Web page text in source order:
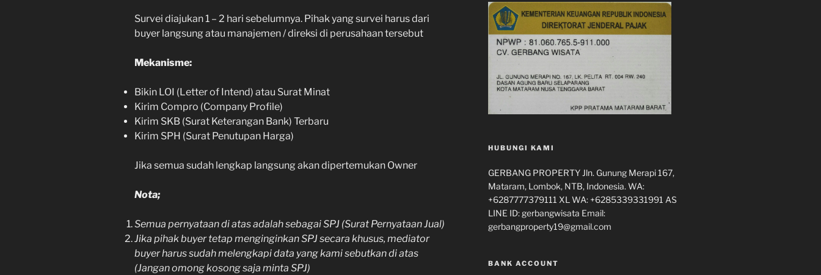
Survei diajukan 1 – 2 hari sebelumnya. Pihak yang survei harus dari
buyer langsung atau manajemen / direksi di perusahaan tersebut
Mekanisme:
Bikin LOI (Letter of Intend) atau Surat Minat
Kirim Compro (Company Profile)
Kirim SKB (Surat Keterangan Bank) Terbaru
Kirim SPH (Surat Penutupan Harga)
Jika semua sudah lengkap langsung akan dipertemukan Owner
Nota;
Semua pernyataan di atas adalah sebagai SPJ (Surat Pernyataan Jual)
Jika pihak buyer tetap menginginkan SPJ secara khusus, mediator
buyer harus sudah melengkapi data yang kami sebutkan di atas
(Jangan omong kosong saja minta SPJ)
HUBUNGI KAMI
GERBANG PROPERTY Jln. Gunung Merapi 167,
Mataram, Lombok, NTB, Indonesia. WA:
+6287777379111 XL WA: +6285339331991 AS
LINE ID: gerbangwisata Email:
gerbangproperty19@gmail.com
BANK ACCOUNT